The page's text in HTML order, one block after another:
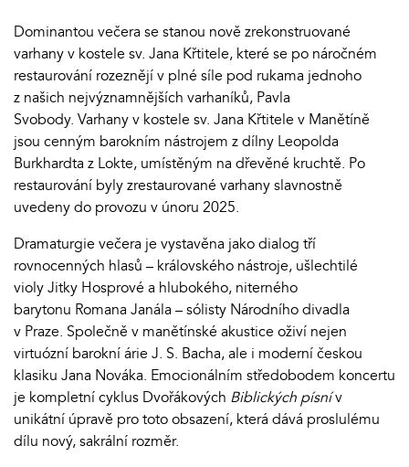
Dominantou večera se stanou nově zrekonstruované
varhany v kostele sv. Jana Křtitele, které se po náročném
restaurování rozeznějí v plné síle pod rukama jednoho
z našich nejvýznamnějších varhaníků, Pavla
Svobody. Varhany v kostele sv. Jana Křtitele v Manětíně
jsou cenným barokním nástrojem z dílny Leopolda
Burkhardta z Lokte, umístěným na dřevěné kruchtě. Po
restaurování byly zrestaurované varhany slavnostně
uvedeny do provozu v únoru 2025.
Dramaturgie večera je vystavěna jako dialog tří
rovnocenných hlasů – královského nástroje, ušlechtilé
violy Jitky Hosprové a hlubokého, niterného
barytonu Romana Janála – sólisty Národního divadla
v Praze. Společně v manětínské akustice oživí nejen
virtuózní barokní árie J. S. Bacha, ale i moderní českou
klasiku Jana Nováka. Emocionálním středobodem koncertu
je kompletní cyklus Dvořákových Biblických písnív
unikátní úpravě pro toto obsazení, která dává proslulému
dílu nový, sakrální rozměr.